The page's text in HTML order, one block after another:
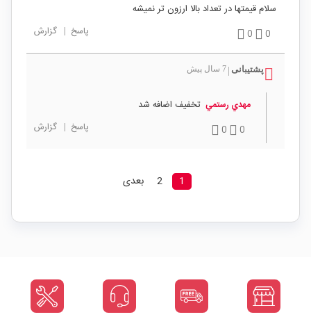
سلام قيمتها در تعداد بالا ارزون تر نميشه
0
0 پاسخ | گزارش
پشتیبانی | 7 سال پیش
مهدي رستمي تخفیف اضافه شد
0
0 پاسخ | گزارش
1
2 بعدی